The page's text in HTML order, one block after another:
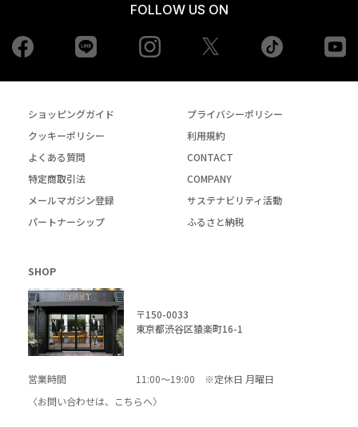
FOLLOW US ON
Facebook Instagram tiktok
ショッピングガイド
プライバシーポリシー
クッキーポリシー
利用規約
よくある質問
CONTACT
特定商取引法
COMPANY
メールマガジン登録
サステナビリティ活動
パートナーシップ
ふるさと納税
SHOP
〒150-0033
東京都渋谷区猿楽町16-1
営業時間
11:00～19:00 ※定休日 月曜日
〈お問い合わせは、
こちらへ〉